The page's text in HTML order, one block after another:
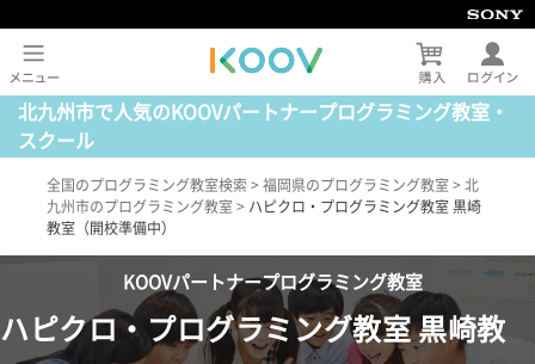
北九州市で人気のKOOVパートナープログラミング教室・
スクール
全国のプログラミング教室検索 > 福岡県のプログラミング教室 > 北
九州市のプログラミング教室 > ハピクロ・プログラミング教室 黒崎
教室（開校準備中）
KOOVパートナープログラミング教室
ハピクロ・プログラミング教室 黒崎教